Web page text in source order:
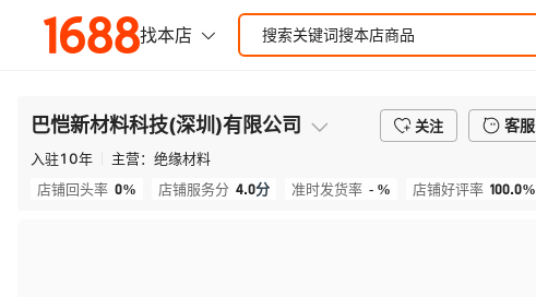
巴恺新材料科技(深圳)有限公司 关注 客服
入驻10年 主营： 绝缘材料
店铺回头率 0% 店铺服务分 4.0分 准时发货率 - % 店铺好评率 100.0%